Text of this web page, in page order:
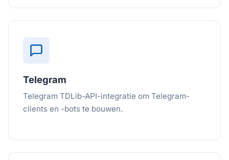
Telegram
Telegram TDLib-API-integratie om Telegram-
clients en -bots te bouwen.